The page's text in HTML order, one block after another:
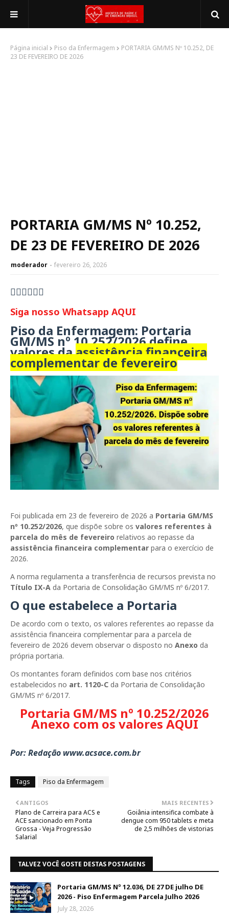
Página inicial Piso da Enfermagem
PORTARIA GM/MS Nº 10.252, DE
23 DE FEVEREIRO DE 2026
PORTARIA GM/MS Nº 10.252,
DE 23 DE FEVEREIRO DE 2026
moderador fevereiro 26, 2026
👇🏻👇🏻👇🏻
Siga nosso Whatsapp AQUI
Piso da Enfermagem: Portaria
GM/MS nº 10.252/2026define
valores daassistência financeira
complementar de fevereiro
Foi publicada em 23 de fevereiro de 2026 a Portaria GM/MS
nº 10.252/2026, que dispõe sobre os valores referentes à
parcela do mês de fevereiro relativos ao repasse da
assistência financeira complementar para o exercício de
2026.
A norma regulamenta a transferência de recursos prevista no
Título IX-A da Portaria de Consolidação GM/MS nº 6/2017.
O que estabelece a Portaria
De acordo com o texto, os valores referentes ao repasse da
assistência financeira complementar para a parcela de
fevereiro de 2026 devem observar o disposto no Anexo da
própria portaria.
Os montantes foram definidos com base nos critérios
estabelecidos no art. 1120-C da Portaria de Consolidação
GM/MS nº 6/2017.
Portaria GM/MS nº 10.252/2026
Anexo com os valores AQUI
Por: Redação www.acsace.com.br
Tags Piso da Enfermagem
MAIS RECENTES
Goiânia intensifica combate à
dengue com 950 tablets e meta
de 2,5 milhões de vistorias
ANTIGOS
Plano de Carreira para ACS e
ACE sancionado em Ponta
Grossa - Veja Progressão
Salarial
TALVEZ VOCÊ GOSTE DESTAS POSTAGENS
Portaria GM/MS Nº 12.036, DE 27 DE julho DE
2026 - Piso Enfermagem Parcela Julho 2026
July 28, 2026